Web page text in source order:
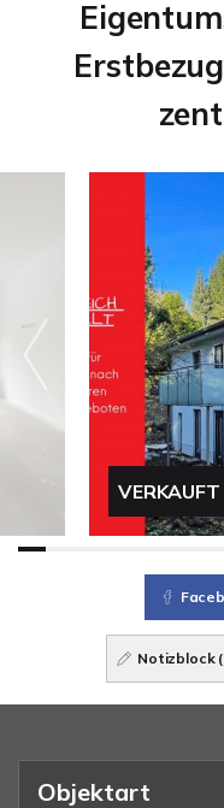
VERKAUFT
Notizblock (
Objektart